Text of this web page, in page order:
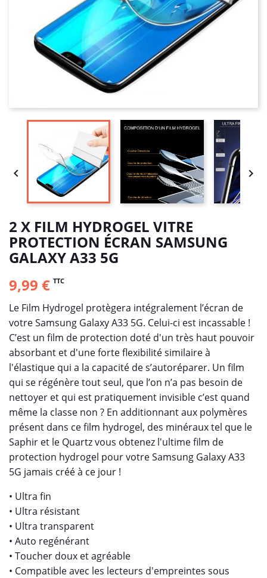
 
2 X FILM HYDROGEL VITRE
PROTECTION ÉCRAN SAMSUNG
GALAXY A33 5G
9,99 € TTC
Le Film Hydrogel protègera intégralement l’écran de
votre Samsung Galaxy A33 5G. Celui-ci est incassable !
C’est un film de protection doté d'un très haut pouvoir
absorbant et d'une forte flexibilité similaire à
l'élastique qui a la capacité de s’autoréparer. Un film
qui se régénère tout seul, que l’on n’a pas besoin de
nettoyer et qui est pratiquement invisible c’est quand
même la classe non ? En additionnant aux polymères
présent dans ce film hydrogel, des minéraux tel que le
Saphir et le Quartz vous obtenez l'ultime film de
protection hydrogel pour votre Samsung Galaxy A33
5G jamais créé à ce jour !
• Ultra fin
• Ultra résistant
• Ultra transparent
• Auto regénérant
• Toucher doux et agréable
• Compatible avec les lecteurs d'empreintes sous